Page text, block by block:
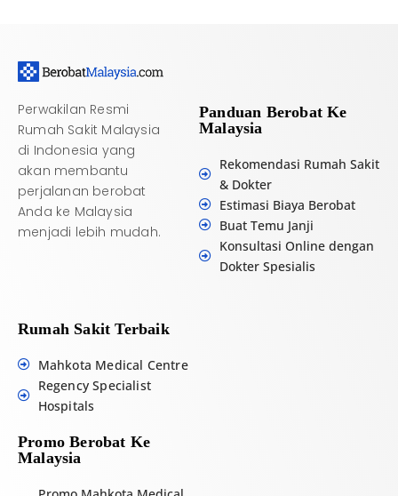
e
:
Perwakilan Resmi
Rumah Sakit Malaysia
di Indonesia yang
akan membantu
perjalanan berobat
Anda ke Malaysia
menjadi lebih mudah.
Panduan Berobat Ke
Malaysia
Rekomendasi Rumah Sakit
& Dokter
Estimasi Biaya Berobat
Buat Temu Janji
Konsultasi Online dengan
Dokter Spesialis
Rumah Sakit Terbaik
Mahkota Medical Centre
Regency Specialist
Hospitals
Promo Berobat Ke
Malaysia